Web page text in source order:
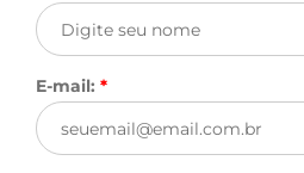
E-mail: *